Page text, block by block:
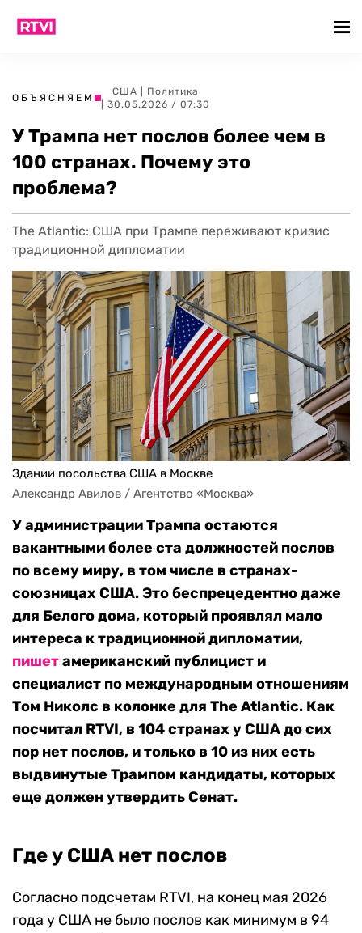
ОБЪЯСНЯЕМ
США
Политика
| 30.05.2026 / 07:30
У Трампа нет послов более чем в
100 странах. Почему это
проблема?
The Atlantic: США при Трампе переживают кризис
традиционной дипломатии
Здании посольства США в Москве
Александр Авилов / Агентство «Москва»
У администрации Трампа остаются
вакантными более ста должностей послов
по всему миру, в том числе в странах-
союзницах США. Это беспрецедентно даже
для Белого дома, который проявлял мало
интереса к традиционной дипломатии,
пишетамериканский публицист и
специалист по международным отношениям
Том Николс в колонке для The Atlantic. Как
посчитал RTVI, в 104 странах у США до сих
пор нет послов, и только в 10 из них есть
выдвинутые Трампом кандидаты, которых
еще должен утвердить Сенат.
Где у США нет послов
Согласно подсчетам RTVI, на конец мая 2026
года у США не было послов как минимум в 94